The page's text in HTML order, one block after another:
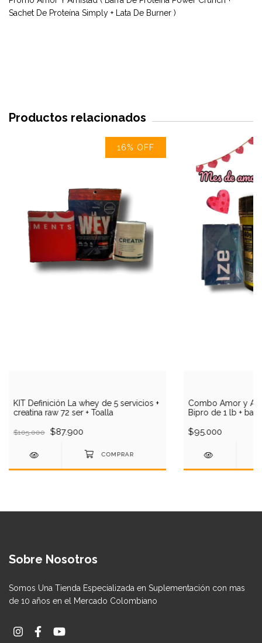
Sachet De Proteína Simply + Lata De Burner )
Productos relacionados
16% OFF
KIT Definición La whey de 5 servicios +
creatina raw 72 ser + Toalla
$105.000 $87.900
Combo Amor y
Bipro de 1 lb +
$95.000
Sobre Nosotros
Somos Una Tienda Especializada en Suplementación con mas
de 10 años en el Mercado Colombiano